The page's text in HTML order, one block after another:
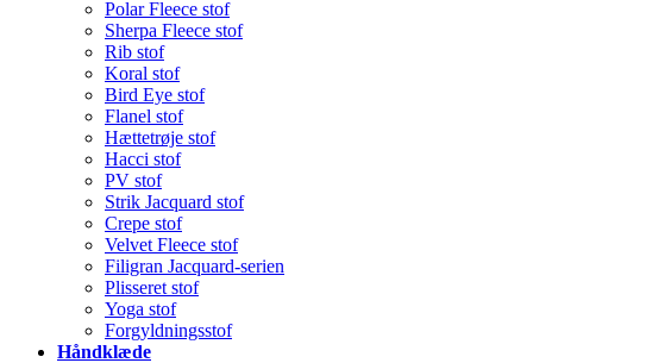
Polar Fleece stof
Sherpa Fleece stof
Rib stof
Koral stof
Bird Eye stof
Flanel stof
Hættetrøje stof
Hacci stof
PV stof
Strik Jacquard stof
Crepe stof
Velvet Fleece stof
Filigran Jacquard-serien
Plisseret stof
Yoga stof
Forgyldningsstof
Håndklæde